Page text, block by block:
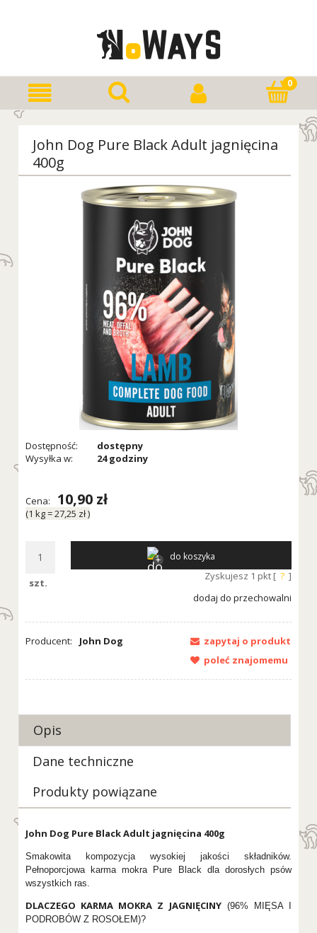
John Dog Pure Black Adult jagnięcina
400g
Dostępność:
dostępny
Wysyłka w:
24 godziny
Cena: 10,90 zł
(1 kg=27,25 zł)
szt.
do koszyka
Zyskujesz 1 pkt [ ? ]
dodaj do przechowalni
Producent: John Dog
zapytaj o produkt
poleć znajomemu
Opis
Dane techniczne
Produkty powiązane
John Dog Pure Black Adult jagnięcina 400g
Smakowita kompozycja wysokiej jakości składników.
Pełnoporcjowa karma mokra Pure Black dla dorosłych psów
wszystkich ras.
DLACZEGO KARMA MOKRA Z JAGNIĘCINY(96% MIĘSA I
PODROBÓW Z ROSOŁEM)?